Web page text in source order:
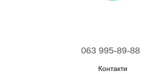
063 995-89-88
Контакти